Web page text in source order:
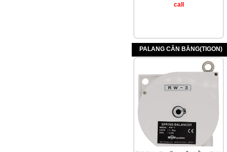
call
PALANG CÂN BẰNG(TIGON)